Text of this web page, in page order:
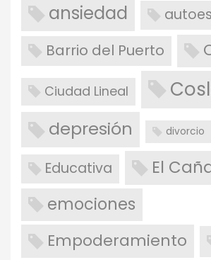
ansiedad
Barrio del Puerto
Ciudad Lineal
depresión divorcio
Educativa El
emociones
Empoderamiento